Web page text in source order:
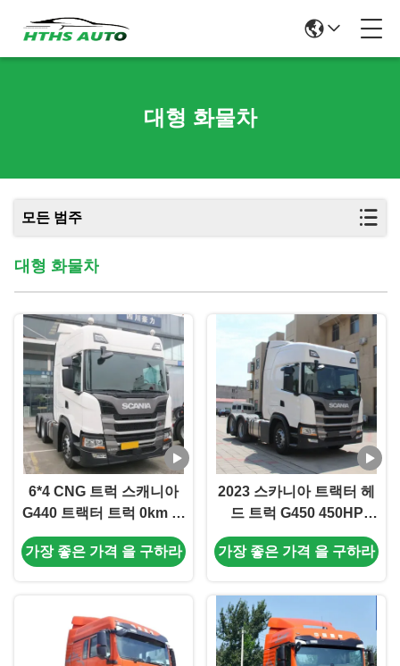
대형 화물차
모든 범주
대형 화물차
6*4 CNG 트럭 스캐니아
G440 트랙터 트럭 0km 사
용 된 스캐니아 트럭 좋은
상태 2023 전자 안정 제어
가장 좋은 가격 을 구하라
2023 스카니아 트랙터 헤
드 트럭 G450 450HP
G500 500HP 6X4 6*4 수
출 시장 세그먼트 물류 운
가장 좋은 가격 을 구하라